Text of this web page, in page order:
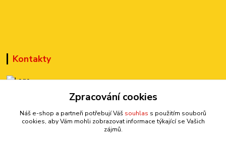
Kontakty
+420 777 899 301
(Po-Pá, 10-15 hod.)
Zpracování cookies
Náš e-shop a partneři potřebují Váš souhlas s použitím souborů
cookies, aby Vám mohli zobrazovat informace týkající se Vašich
zájmů.